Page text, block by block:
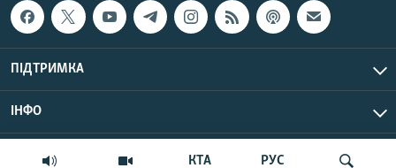
КТА РУС
ПІДТРИМКА
ІНФО
© Крим.Реалії, 2026 | Усі права застережено.